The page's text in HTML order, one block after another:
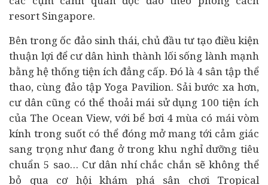
resort Singapore.
Bên trong ốc đảo sinh thái, chủ đầu tư tạo điều kiện
thuận lợi để cư dân hình thành lối sống lành mạnh
bằng hệ thống tiện ích đẳng cấp. Đó là 4 sân tập thể
thao, cùng đảo tập Yoga Pavilion. Sải bước xa hơn,
cư dân cũng có thể thoải mái sử dụng 100 tiện ích
của The Ocean View, với bể bơi 4 mùa có mái vòm
kính trong suốt có thể đóng mở mang tới cảm giác
sang trọng như đang ở trong khu nghỉ dưỡng tiêu
chuẩn 5 sao… Cư dân nhí chắc chắn sẽ không thể
bỏ qua cơ hội khám phá sân chơi Tropical